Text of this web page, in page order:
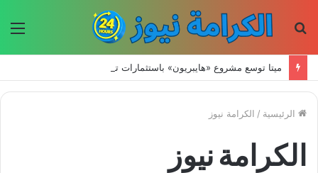
الرئيسية / الكرامة نيوز
الكرامة نيوز